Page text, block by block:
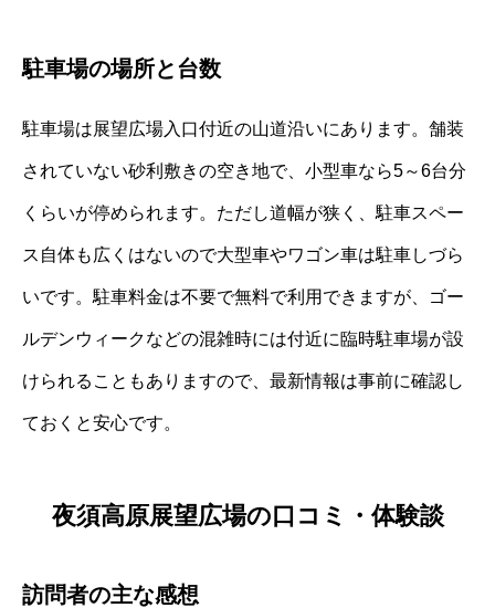
駐車場の場所と台数
駐車場は展望広場入口付近の山道沿いにあります。舗装
されていない砂利敷きの空き地で、小型車なら5～6台分
くらいが停められます。ただし道幅が狭く、駐車スペー
ス自体も広くはないので大型車やワゴン車は駐車しづら
いです。駐車料金は不要で無料で利用できますが、ゴー
ルデンウィークなどの混雑時には付近に臨時駐車場が設
けられることもありますので、最新情報は事前に確認し
ておくと安心です。
夜須高原展望広場の口コミ・体験談
訪問者の主な感想